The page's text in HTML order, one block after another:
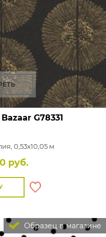
G78331
0,53x10,05 м
руб.
Образец в магазине